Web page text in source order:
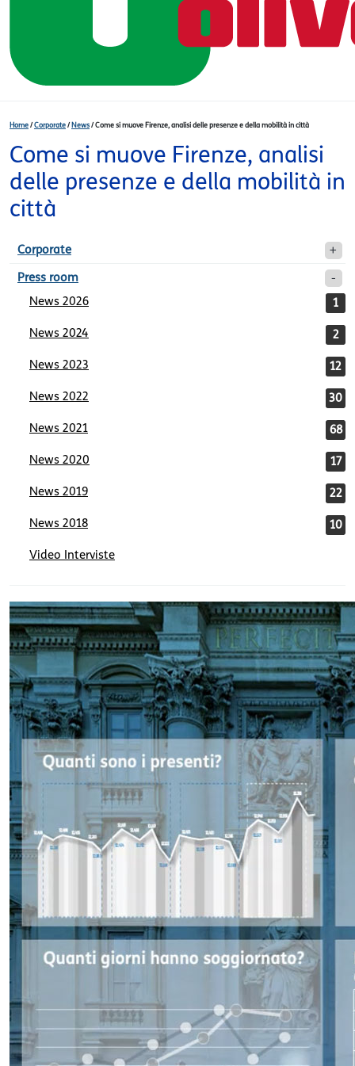
Home/Corporate/News/Come si muove Firenze, analisi delle presenze e della mobilità in città
Come si muove Firenze, analisi
delle presenze e della mobilità in
città
Corporate
Press room
News 2026
1
News 2024 2
News 2023 12
News 2022 30
News 2021 68
News 2020 17
News 2019 22
News 2018 10
Video Interviste